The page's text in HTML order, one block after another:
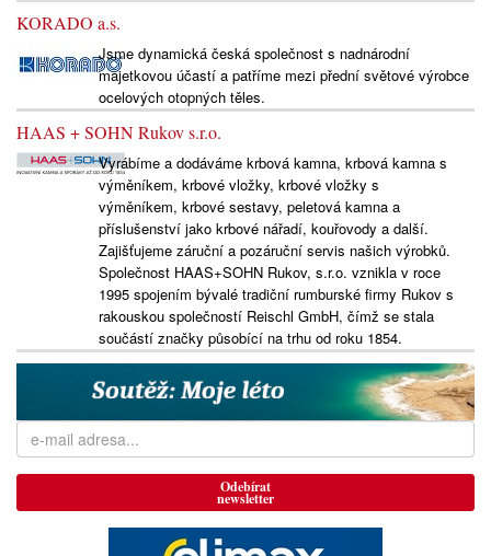
KORADO a.s.
Jsme dynamická česká společnost s nadnárodní
majetkovou účastí a patříme mezi přední světové výrobce
ocelových otopných těles.
HAAS + SOHN Rukov s.r.o.
Vyrábíme a dodáváme krbová kamna, krbová kamna s
výměníkem, krbové vložky, krbové vložky s
výměníkem, krbové sestavy, peletová kamna a
příslušenství jako krbové nářadí, kouřovody a další.
Zajišťujeme záruční a pozáruční servis našich výrobků.
Společnost HAAS+SOHN Rukov, s.r.o. vznikla v roce
1995 spojením bývalé tradiční rumburské firmy Rukov s
rakouskou společností Reischl GmbH, čímž se stala
součástí značky působící na trhu od roku 1854.
Odebírat
newsletter